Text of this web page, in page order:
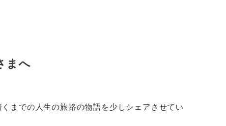
まへ
までの人生の旅路の物語を少しシェアさせてい